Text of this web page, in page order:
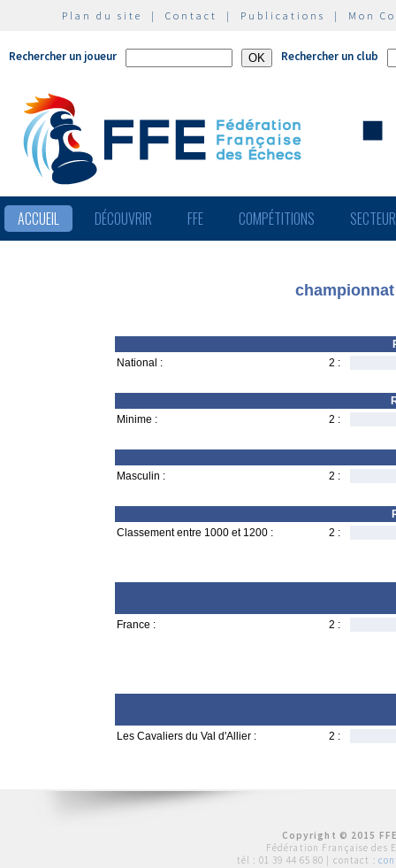
Plan du site | Contact | Publications | Mon
Rechercher un joueur Rechercher un club
ACCUEIL DÉCOUVRIR FFE COMPÉTITIONS
National :
2 :
Minime :
2 :
Masculin : 2 :
Classement entre 1000 et 1200 :
2 :
France : 2 :
Les Cavaliers du Val d'Allier : 2 :
Copyright © 2015
Fédération Française des
tél : 01 39 44 65 80 | contact :